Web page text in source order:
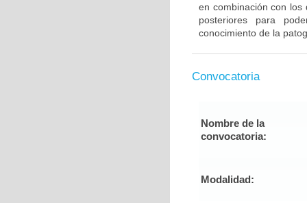
en combinación con los
posteriores para
conocimiento de la
Convocatoria
Nombre de la
convocatoria:
Modalidad: